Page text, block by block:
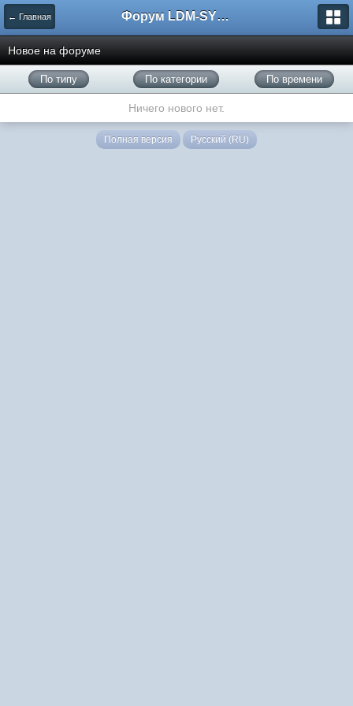
← Главная Форум LDM-SYSTEMS
Новое на форуме
По типу По категории По времени
Ничего нового нет.
Полная версия Русский (RU)